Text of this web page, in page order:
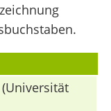
(Universität